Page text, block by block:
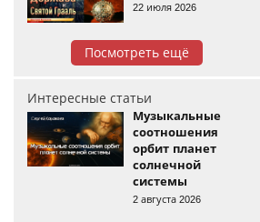
22 июля 2026
Посмотреть ещё
Интересные статьи
Музыкальные
соотношения
орбит планет
солнечной
системы
2 августа 2026